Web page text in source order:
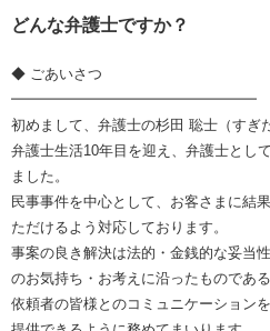
どんな弁護士ですか？
◆ ごあいさつ
━━━━━━━━━━━━━━━━━
初めまして、弁護士の杉田 聡士（す
弁護士生活10年目を迎え、弁護士とし
ました。
民事事件を中心として、お客さまに結
ただけるよう対応しております。
事案の良き解決は法的・金銭的な妥当
のお気持ち・お考えに沿ったものであ
依頼者の皆様とのコミュニケーション